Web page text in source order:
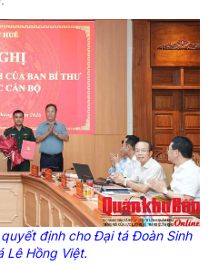
định cho Đại tá Đoàn Sinh
Lê Hồng Việt.